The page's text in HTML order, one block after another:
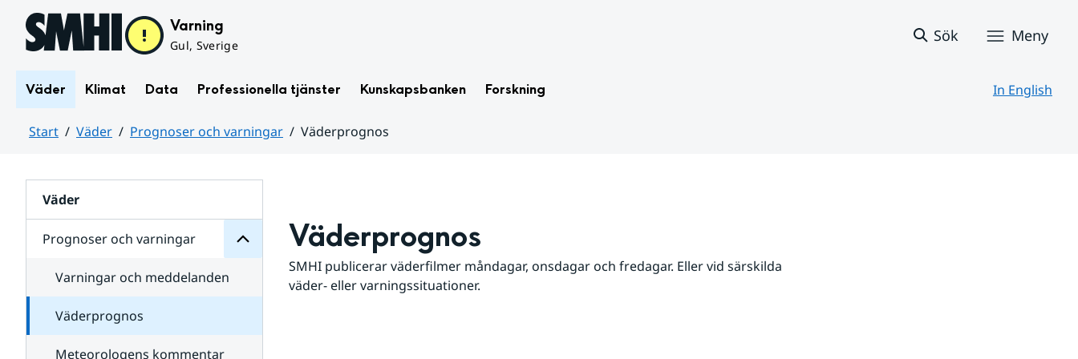
Hoppa till sidans innehåll Varning
Gul, Sverige
Sök Meny
Väder Klimat Data Professionella tjänster Kunskapsbanken Forskning In English
Start Väder Prognoser och varningar
Väderprognos
Väder
Prognoser och varningar
för
varningar
Varningar och meddelanden
Väderprognos
Meteorologens kommentar
Väderprognos
SMHI publicerar väderfilmer måndagar, onsdagar och fredagar. Eller vid särskilda
väder- eller varningssituationer.